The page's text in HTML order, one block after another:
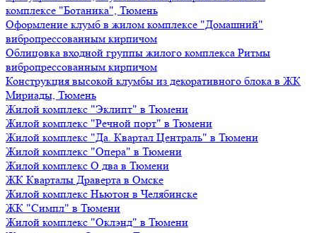
комплексе "Ботаника", Тюмень
Оформление клумб в жилом комплексе "Домашний"
вибропрессованным кирпичом
Облицовка входной группы жилого комплекса Ритмы
вибропрессованным кирпичом
Конструкция высокой клумбы из декоративного блока в ЖК
Мириады, Тюмень
Жилой комплекс "Эклипт" в Тюмени
Жилой комплекс "Речной порт" в Тюмени
Жилой комплекс "Да. Квартал Централь" в Тюмени
Жилой комплекс "Опера" в Тюмени
Жилой комплекс О два в Тюмени
ЖК Кварталы Драверта в Омске
Жилой комплекс Ньютон в Челябинске
ЖК "Симпл" в Тюмени
Жилой комплекс "Оклэнд" в Тюмени